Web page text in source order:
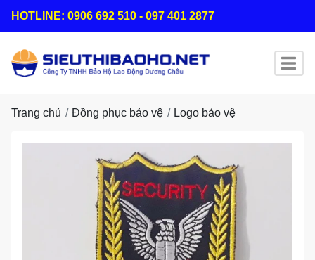
HOTLINE: 0906 692 510 - 097 401 2877
Trang chủ Đồng phục bảo vệ Logo bảo vệ